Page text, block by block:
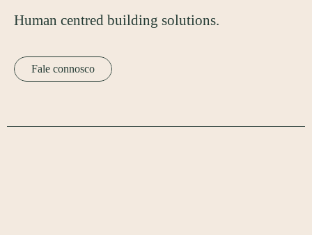
Human centred building solutions.
Fale connosco